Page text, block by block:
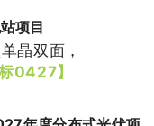
项目
晶双面，
0427】